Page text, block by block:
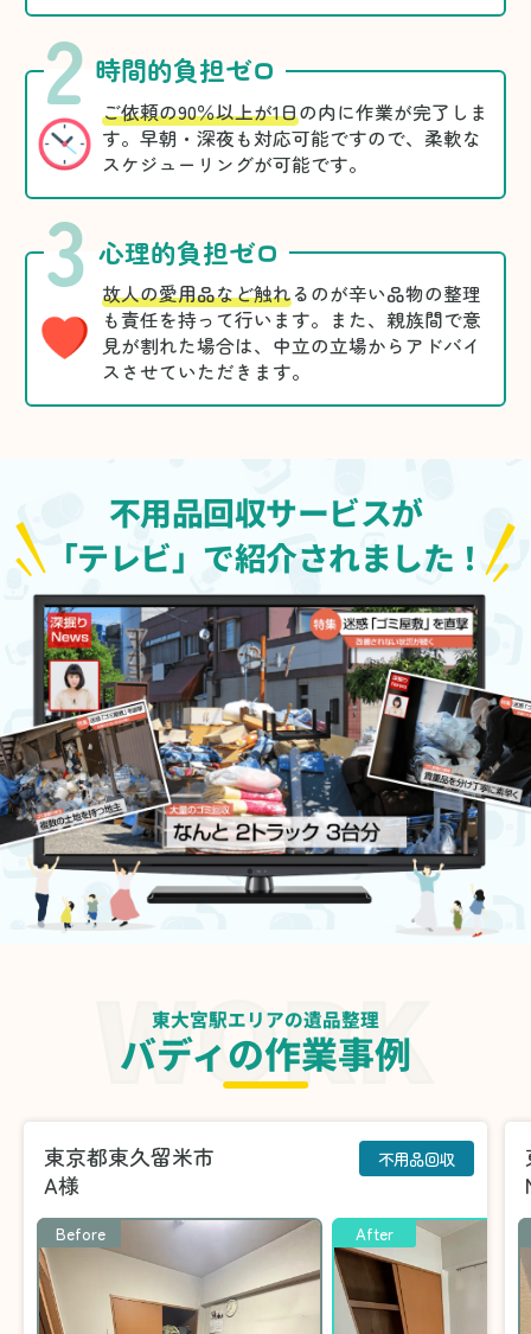
2 時間的負担ゼロ
ご依頼の90％以上が1日の内に作業が完了しま
す。早朝・深夜も対応可能ですので、柔軟な
スケジューリングが可能です。
3 心理的負担ゼロ
故人の愛用品など触れるのが辛い品物の整理
も責任を持って行います。また、親族間で意
見が割れた場合は、中立の立場からアドバイ
スさせていただきます。
不用品回収サービスが
「テレビ」で紹介されました！
東大宮駅エリアの遺品整理
バディの作業事例
東京都東久留米市
A様
不用品回収
Before After